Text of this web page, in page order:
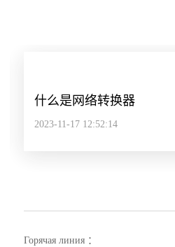
什么是网络转换器
2023-11-17 12:52:14
Горячая линия ：